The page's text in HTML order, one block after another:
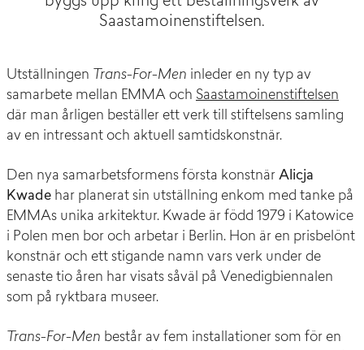
Saastamoinenstiftelsen.
Utställningen Trans-For-Men inleder en ny typ av
samarbete mellan EMMA och Saastamoinenstiftelsen
där man årligen beställer ett verk till stiftelsens samling
av en intressant och aktuell samtidskonstnär.
Den nya samarbetsformens första konstnär Alicja
Kwade har planerat sin utställning enkom med tanke på
EMMAs unika arkitektur. Kwade är född 1979 i Katowice
i Polen men bor och arbetar i Berlin. Hon är en prisbelönt
konstnär och ett stigande namn vars verk under de
senaste tio åren har visats såväl på Venedigbiennalen
som på ryktbara museer.
Trans-For-Men består av fem installationer som för en